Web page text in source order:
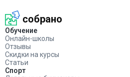
собрано
Обучение
Онлайн-школы
Отзывы
Скидки на курсы
Статьи
Спорт